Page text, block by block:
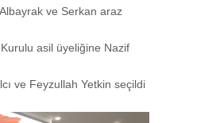
ve Serkan araz
asil üyeliğine Nazif
ve Feyzullah Yetkin seçildi